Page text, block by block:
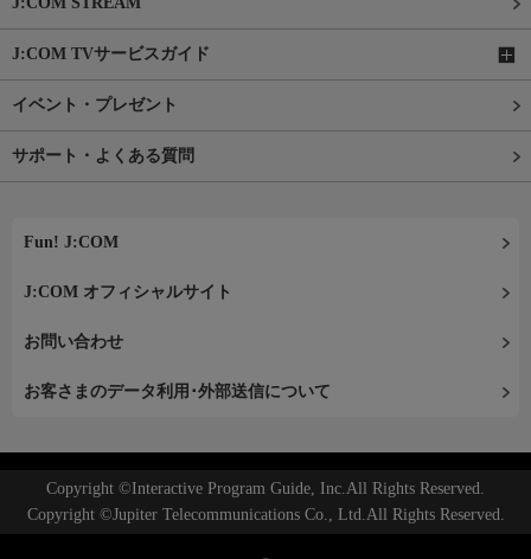
J:COM TVサービスガイド
イベント・プレゼント
サポート・よくある質問
Fun! J:COM
J:COM オフィシャルサイト
お問い合わせ
お客さまのデータ利用･外部送信について
Copyright ©Interactive Program Guide, Inc.All Rights Reserved.
Copyright ©Jupiter Telecommunications Co., Ltd.All Rights Reserved.